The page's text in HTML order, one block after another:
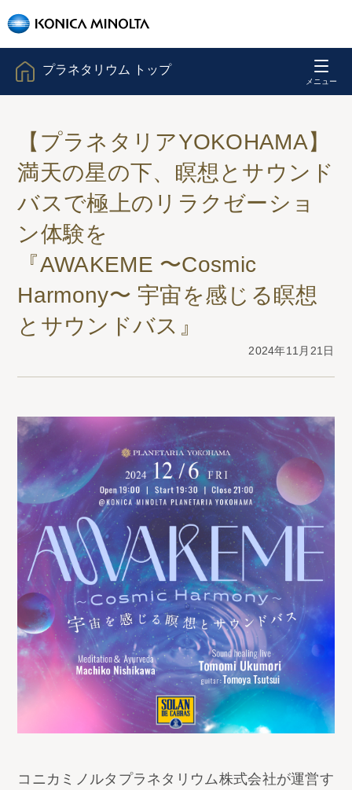
プラネタリウム トップ
【プラネタリアYOKOHAMA】
満天の星の下、瞑想とサウンド
バスで極上のリラクゼーショ
ン体験を
『AWAKEME 〜Cosmic
Harmony〜 宇宙を感じる瞑想
とサウンドバス』
2024年11月21日
コニカミノルタプラネタリウム株式会社が運営す